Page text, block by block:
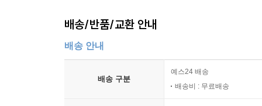
배송/반품/교환 안내
배송 안내
배송 구분
예스24 배송
배송비 : 무료배송